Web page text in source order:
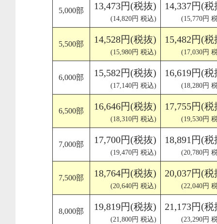
5,000部 13,473円(税抜)
(14,820円 税込)
14,337円(税
(15,770円
5,500部 14,528円(税抜)
(15,980円 税込)
15,482円(税
(17,030円
6,000部 15,582円(税抜)
(17,140円 税込)
16,619円(税
(18,280円
6,500部 16,646円(税抜)
(18,310円 税込)
17,755円(税
(19,530円
7,000部 17,700円(税抜)
(19,470円 税込)
18,891円(税
(20,780円
7,500部 18,764円(税抜)
(20,640円 税込)
20,037円(税
(22,040円
8,000部 19,819円(税抜)
(21,800円 税込)
21,173円(税
(23,290円